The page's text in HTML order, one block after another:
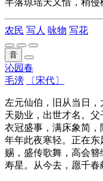
半落琼瑶天又惜，稍侵
农民 写人 咏物 写花
音
沁园春
毛滂
〔宋代〕
左元仙伯，旧从当日
天勋业，出世才名。父
衣冠盛事，满床象简，
年年此夜寒轻。正在
赐，盛传歌舞，高会
寿星。从今去，愿千春